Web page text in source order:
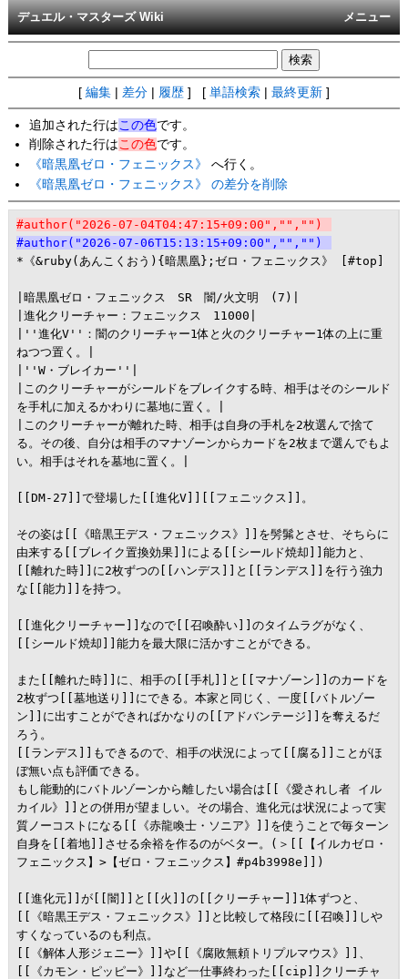
メニュー
デュエル・マスターズ Wiki
[ 編集 差分 履歴 ] [ 単語検索 最終更新 ]
追加された行は この色です。
削除された行はこの色です。
《暗黒凰ゼロ・フェニックス》
へ行く。
《暗黒凰ゼロ・フェニックス》 の差分を削除
#author("2026-07-04T04:47:15+09:00","","")
#author("2026-07-06T15:13:15+09:00","","")
*《&ruby(あんこくおう){暗黒凰};ゼロ・フェニックス》 [#top]
|暗黒凰ゼロ・フェニックス　SR　闇/火文明　(7)|
|進化クリーチャー：フェニックス　11000|
|''進化V''：闇のクリーチャー1体と火のクリーチャー1体の上に重
ねつつ置く。|
|''W・ブレイカー''|
|このクリーチャーがシールドをブレイクする時、相手はそのシールド
を手札に加えるかわりに墓地に置く。|
|このクリーチャーが離れた時、相手は自身の手札を2枚選んで捨て
る。その後、自分は相手のマナゾーンからカードを2枚まで選んでもよ
い。相手はそれを墓地に置く。|
[[DM-27]]で登場した[[進化V]][[フェニックス]]。
その姿は[[《暗黒王デス・フェニックス》]]を髣髴とさせ、そちらに
由来する[[ブレイク置換効果]]による[[シールド焼却]]能力と、
[[離れた時]]に2枚ずつの[[ハンデス]]と[[ランデス]]を行う強力
な[[能力]]を持つ。
[[進化クリーチャー]]なので[[召喚酔い]]のタイムラグがなく、
[[シールド焼却]]能力を最大限に活かすことができる。
また[[離れた時]]に、相手の[[手札]]と[[マナゾーン]]のカードを
2枚ずつ[[墓地送り]]にできる。本家と同じく、一度[[バトルゾー
ン]]に出すことができればかなりの[[アドバンテージ]]を奪えるだ
ろう。
[[ランデス]]もできるので、相手の状況によって[[腐る]]ことがほ
ぼ無い点も評価できる。
もし能動的にバトルゾーンから離したい場合は[[《愛されし者 イル
カイル》]]との併用が望ましい。その場合、進化元は状況によって実
質ノーコストになる[[《赤龍喚士・ソニア》]]を使うことで毎ターン
自身を[[着地]]させる余裕を作るのがベター。(＞[[【イルカゼロ・
フェニックス】>【ゼロ・フェニックス】#p4b3998e]])
[[進化元]]が[[闇]]と[[火]]の[[クリーチャー]]1体ずつと、
[[《暗黒王デス・フェニックス》]]と比較して格段に[[召喚]]しや
すくなっているのも利点。
[[《解体人形ジェニー》]]や[[《腐敗無頼トリプルマウス》]]、
[[《カモン・ピッピー》]]など一仕事終わった[[cip]]クリーチャ